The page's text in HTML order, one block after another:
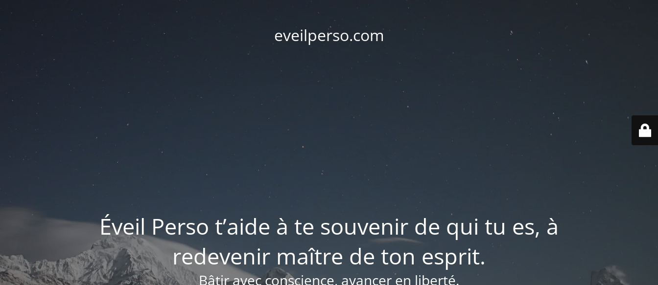
eveilperso.com
Éveil Perso t’aide à te souvenir de qui tu es, à
redevenir maître de ton esprit.
Bâtir avec conscience, avancer en liberté.